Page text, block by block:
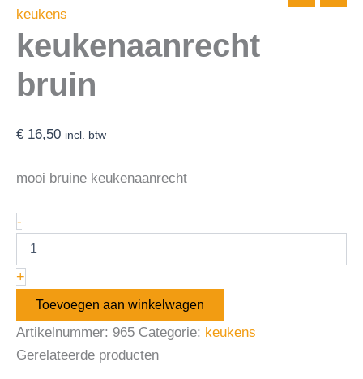
keukens
keukenaanrecht
bruin
€ 16,50 incl. btw
mooi bruine keukenaanrecht
-
+
Toevoegen aan winkelwagen
Artikelnummer: 965 Categorie: keukens
Gerelateerde producten